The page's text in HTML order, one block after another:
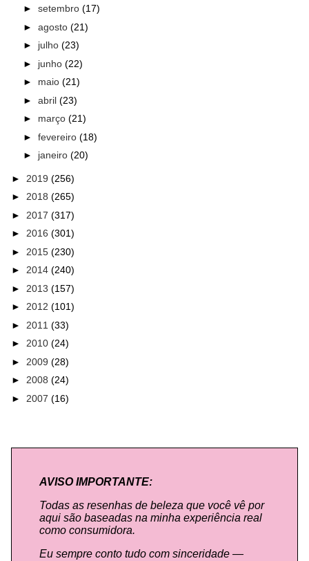
► setembro (17)
► agosto (21)
► julho (23)
► junho (22)
► maio (21)
► abril (23)
► março (21)
► fevereiro (18)
► janeiro (20)
► 2019 (256)
► 2018 (265)
► 2017 (317)
► 2016 (301)
► 2015 (230)
► 2014 (240)
► 2013 (157)
► 2012 (101)
► 2011 (33)
► 2010 (24)
► 2009 (28)
► 2008 (24)
► 2007 (16)
AVISO IMPORTANTE:
Todas as resenhas de beleza que você vê por
aqui são baseadas na minha experiência real
como consumidora.
Eu sempre conto tudo com sinceridade —